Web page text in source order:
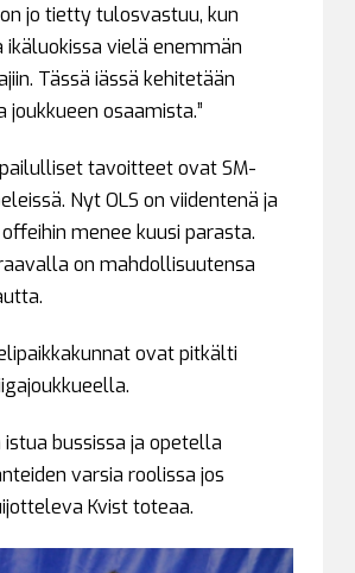
jo tietty tulosvastuu, kun
ikäluokissa vielä enemmän
Tässä iässä kehitetään
joukkueen osaamista.”
tavoitteet ovat SM-
Nyt OLS on viidentenä ja
menee kuusi parasta.
on mahdollisuutensa
ovat pitkälti
istua bussissa ja opetella
varsia roolissa jos
Kvist toteaa.